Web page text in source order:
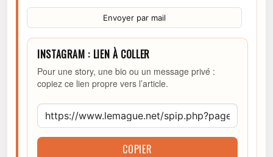
Envoyer par mail
INSTAGRAM : LIEN À COLLER
Pour une story, une bio ou un message privé :
copiez ce lien propre vers l’article.
COPIER